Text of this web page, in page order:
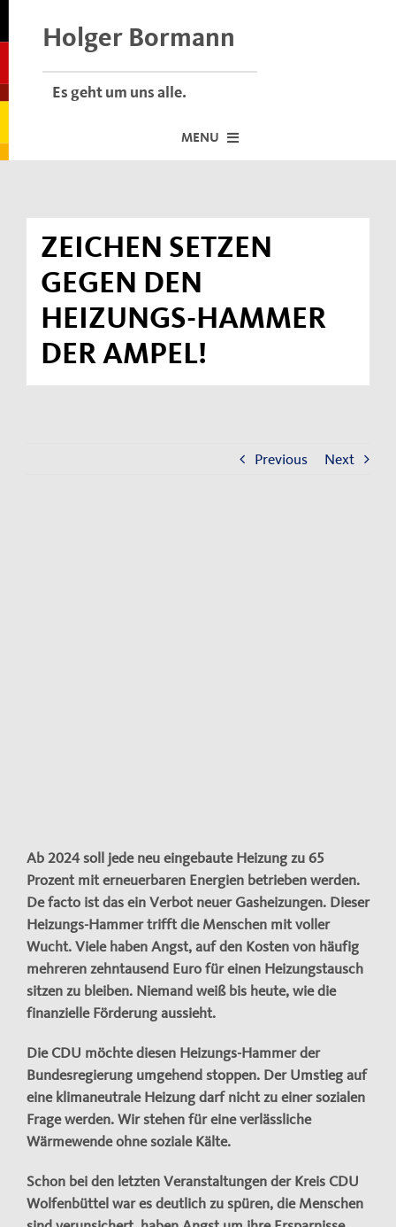
Holger Bormann
Es geht um uns alle.
MENU
Über mich
Dafür stehe ich
Termine vor Ort
Neuigkeiten
ZEICHEN SETZEN
GEGEN DEN
HEIZUNGS-HAMMER
DER AMPEL!
Previous Next
Ab 2024 soll jede neu eingebaute Heizung zu 65
Prozent mit erneuerbaren Energien betrieben werden.
De facto ist das ein Verbot neuer Gasheizungen. Dieser
Heizungs-Hammer trifft die Menschen mit voller
Wucht. Viele haben Angst, auf den Kosten von häufig
mehreren zehntausend Euro für einen Heizungstausch
sitzen zu bleiben. Niemand weiß bis heute, wie die
finanzielle Förderung aussieht.
Die CDU möchte diesen Heizungs-Hammer der
Bundesregierung umgehend stoppen. Der Umstieg auf
eine klimaneutrale Heizung darf nicht zu einer sozialen
Frage werden. Wir stehen für eine verlässliche
Wärmewende ohne soziale Kälte.
Schon bei den letzten Veranstaltungen der Kreis CDU
Wolfenbüttel war es deutlich zu spüren, die Menschen